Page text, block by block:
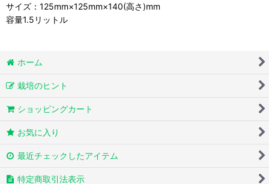
サイズ：125mm×125mm×140(高さ)mm
容量1.5リットル
ホーム
栽培のヒント
ショッピングカート
お気に入り
最近チェックしたアイテム
特定商取引法表示